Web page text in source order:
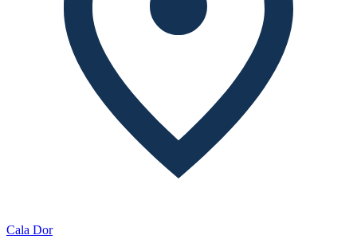
Cala Dor